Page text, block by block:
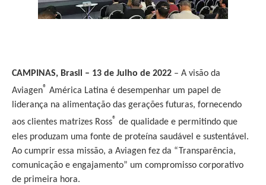
CAMPINAS, Brasil – 13 de Julho de 2022 – A visão da
Aviagen® América Latina é desempenhar um papel de
liderança na alimentação das gerações futuras, fornecendo
aos clientes matrizes Ross® de qualidade e permitindo que
eles produzam uma fonte de proteína saudável e sustentável.
Ao cumprir essa missão, a Aviagen fez da “Transparência,
comunicação e engajamento” um compromisso corporativo
de primeira hora.